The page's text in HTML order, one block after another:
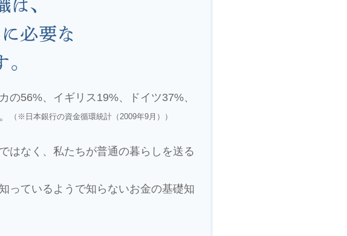
56%、イギリス19%、ドイツ37%、
（※日本銀行の資金循環統計（2009年9月））
はなく、私たちが普通の暮らしを送る
っているようで知らないお金の基礎知